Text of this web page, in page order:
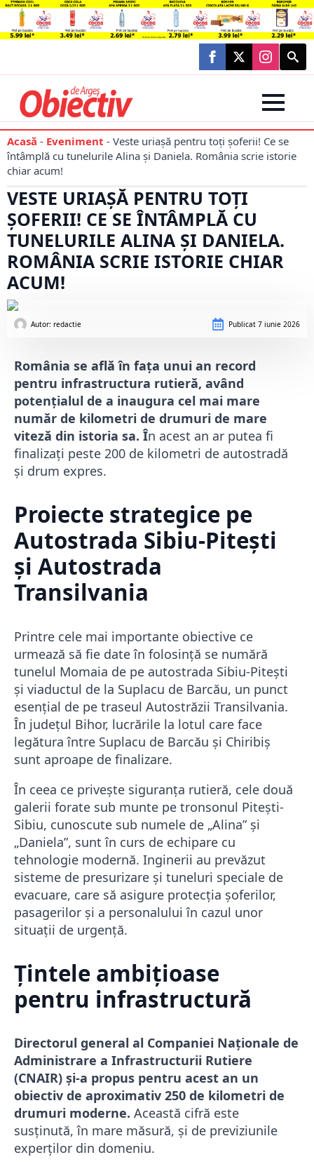
Search
for:
Acasă - Eveniment - Veste uriașă pentru toți șoferii! Ce se
întâmplă cu tunelurile Alina și Daniela. România scrie istorie
chiar acum!
VESTE URIAȘĂ PENTRU TOȚI
ȘOFERII! CE SE ÎNTÂMPLĂ CU
TUNELURILE ALINA ȘI DANIELA.
ROMÂNIA SCRIE ISTORIE CHIAR
ACUM!
Autor: redactie Publicat 7 iunie 2026
România se află în fața unui an record
pentru infrastructura rutieră, având
potențialul de a inaugura cel mai mare
număr de kilometri de drumuri de mare
viteză din istoria sa. În acest an ar putea fi
finalizați peste 200 de kilometri de autostradă
și drum expres.
Proiecte strategice pe
Autostrada Sibiu-Pitești
și Autostrada
Transilvania
Printre cele mai importante obiective ce
urmează să fie date în folosință se numără
tunelul Momaia de pe autostrada Sibiu-Pitești
și viaductul de la Suplacu de Barcău, un punct
esențial de pe traseul Autostrăzii Transilvania.
În județul Bihor, lucrările la lotul care face
legătura între Suplacu de Barcău și Chiribiș
sunt aproape de finalizare.
În ceea ce privește siguranța rutieră, cele două
galerii forate sub munte pe tronsonul Pitești-
Sibiu, cunoscute sub numele de „Alina” și
„Daniela”, sunt în curs de echipare cu
tehnologie modernă. Inginerii au prevăzut
sisteme de presurizare și tuneluri speciale de
evacuare, care să asigure protecția șoferilor,
pasagerilor și a personalului în cazul unor
situații de urgență.
Țintele ambițioase
pentru infrastructură
Directorul general al Companiei Naționale de
Administrare a Infrastructurii Rutiere
(CNAIR) și-a propus pentru acest an un
obiectiv de aproximativ 250 de kilometri de
drumuri moderne. Această cifră este
susținută, în mare măsură, și de previziunile
experților din domeniu.